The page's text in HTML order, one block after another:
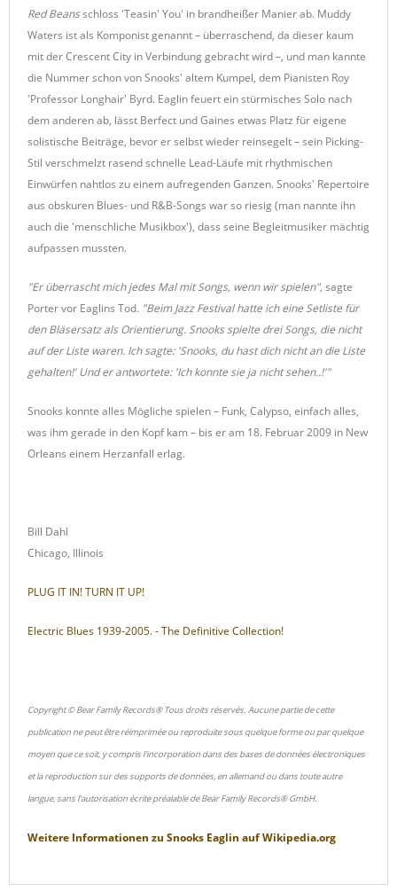
Red Beansschloss 'Teasin' You' in brandheißer Manier ab. Muddy
Waters ist als Komponist genannt – überraschend, da dieser kaum
mit der Crescent City in Verbindung gebracht wird –, und man kannte
die Nummer schon von Snooks' altem Kumpel, dem Pianisten Roy
'Professor Longhair' Byrd. Eaglin feuert ein stürmisches Solo nach
dem anderen ab, lässt Berfect und Gaines etwas Platz für eigene
solistische Beiträge, bevor er selbst wieder reinsegelt – sein Picking-
Stil verschmelzt rasend schnelle Lead-Läufe mit rhythmischen
Einwürfen nahtlos zu einem aufregenden Ganzen. Snooks' Repertoire
aus obskuren Blues- und R&B-Songs war so riesig (man nannte ihn
auch die 'menschliche Musikbox'), dass seine Begleitmusiker mächtig
aufpassen mussten.
"Er überrascht mich jedes Mal mit Songs, wenn wir spielen", sagte
Porter vor Eaglins Tod. "Beim Jazz Festival hatte ich eine Setliste für
den Bläsersatz als Orientierung. Snooks spielte drei Songs, die nicht
auf der Liste waren. Ich sagte: 'Snooks, du hast dich nicht an die Liste
gehalten!' Und er antwortete: 'Ich konnte sie ja nicht sehen..!'"
Snooks konnte alles Mögliche spielen – Funk, Calypso, einfach alles,
was ihm gerade in den Kopf kam – bis er am 18. Februar 2009 in New
Orleans einem Herzanfall erlag.
Bill Dahl
Chicago, Illinois
PLUG IT IN! TURN IT UP!
Electric Blues 1939-2005. - The Definitive Collection!
Copyright © Bear Family Records® Tous droits réservés. Aucune partie de cette
publication ne peut être réimprimée ou reproduite sous quelque forme ou par quelque
moyen que ce soit, y compris l'incorporation dans des bases de données électroniques
et la reproduction sur des supports de données, en allemand ou dans toute autre
langue, sans l'autorisation écrite préalable de Bear Family Records® GmbH.
Weitere Informationen zu Snooks Eaglin aufWikipedia.org